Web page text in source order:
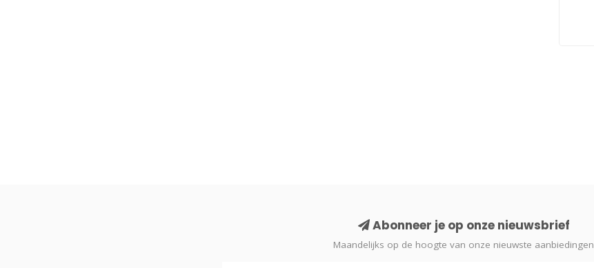
Abonneer je op onze nieuwsbrief
Maandelijks op de hoogte van onze nieuwste aanbiedingen